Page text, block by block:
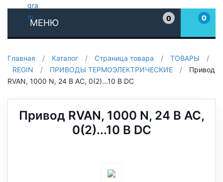
МЕНЮ
0
0
Главная / Каталог / Страница товара / ТОВАРЫ
/
REGIN
/ ПРИВОДЫ ТЕРМОЭЛЕКТРИЧЕСКИЕ /
Привод
RVAN, 1000 N, 24 В AC, 0(2)...10 В DC
Привод RVAN, 1000 N, 24 В AC,
0(2)...10 В DC